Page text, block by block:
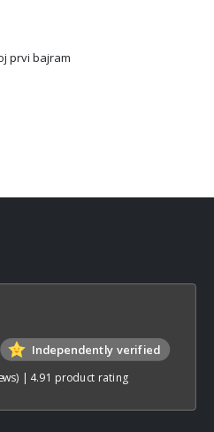
prvi bajram
Independently verified
| 4.91 product rating